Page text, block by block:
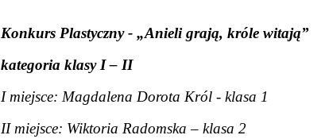
Konkurs Plastyczny - „Anieli grają, króle witają”
kategoria klasy I – II
I miejsce: Magdalena Dorota Król - klasa 1
II miejsce: Wiktoria Radomska – klasa 2